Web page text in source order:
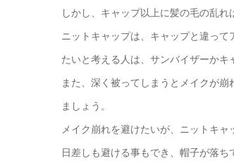
しかし、キャップ以上に髪の毛の乱れ
ニットキャップは、キャップと違っ
たいと考える人は、サンバイザーかキ
また、深く被ってしまうとメイクが
ましょう。
メイク崩れを避けたいが、ニットキ
日差しも避ける事もでき、帽子が落ち